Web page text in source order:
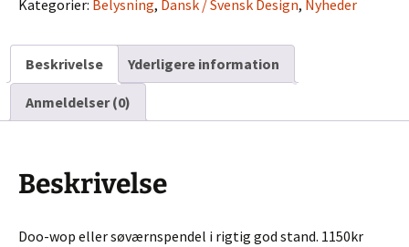
Kategorier: Belysning, Dansk / Svensk Design, Nyheder
Beskrivelse Yderligere information
Anmeldelser (0)
Beskrivelse
Doo-wop eller søværnspendel i rigtig god stand. 1150kr